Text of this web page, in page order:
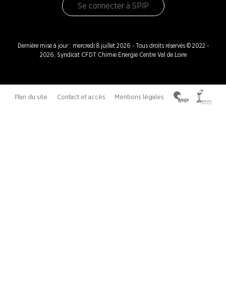
Se connecter à SPIP
Dernière mise à jour : mercredi 8 juillet 2026 - Tous droits réservés © 2022 -
2026, Syndicat CFDT Chimie Energie Centre Val de Loire
Plan du site Contact et accès Mentions légales